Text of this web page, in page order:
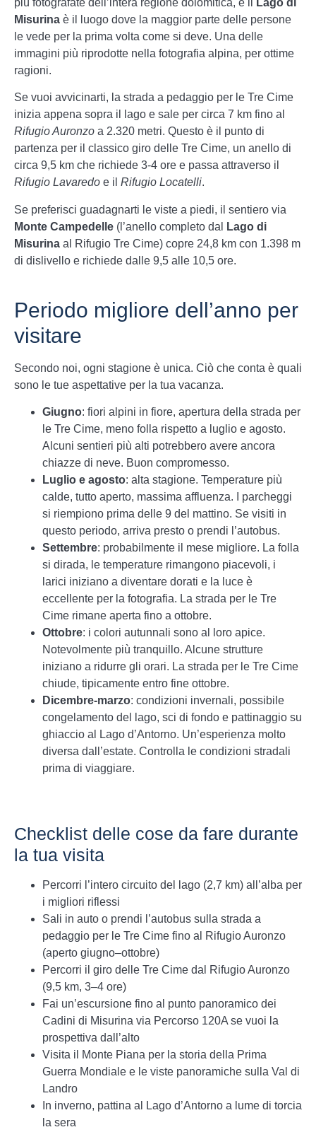
Misurina è il luogo dove la maggior parte delle persone
le vede per la prima volta come si deve. Una delle
immagini più riprodotte nella fotografia alpina, per ottime
ragioni.
Se vuoi avvicinarti, la strada a pedaggio per le Tre Cime
inizia appena sopra il lago e sale per circa 7 km fino al
Rifugio Auronzo a 2.320 metri. Questo è il punto di
partenza per il classico giro delle Tre Cime, un anello di
circa 9,5 km che richiede 3-4 ore e passa attraverso il
Rifugio Lavaredo e il Rifugio Locatelli.
Se preferisci guadagnarti le viste a piedi, il sentiero via
Monte Campedelle (l’anello completo dal
Lago di
Misurina al Rifugio Tre Cime) copre 24,8 km con 1.398 m
di dislivello e richiede dalle 9,5 alle 10,5 ore.
Periodo migliore dell’anno per
visitare
Secondo noi, ogni stagione è unica. Ciò che conta è quali
sono le tue aspettative per la tua vacanza.
Giugno: fiori alpini in fiore, apertura della strada per
le Tre Cime, meno folla rispetto a luglio e agosto.
Alcuni sentieri più alti potrebbero avere ancora
chiazze di neve. Buon compromesso.
Luglio e agosto: alta stagione. Temperature più
calde, tutto aperto, massima affluenza. I parcheggi
si riempiono prima delle 9 del mattino. Se visiti in
questo periodo, arriva presto o prendi l’autobus.
Settembre: probabilmente il mese migliore. La folla
si dirada, le temperature rimangono piacevoli, i
larici iniziano a diventare dorati e la luce è
eccellente per la fotografia. La strada per le Tre
Cime rimane aperta fino a ottobre.
Ottobre: i colori autunnali sono al loro apice.
Notevolmente più tranquillo. Alcune strutture
iniziano a ridurre gli orari. La strada per le Tre Cime
chiude, tipicamente entro fine ottobre.
Dicembre-marzo: condizioni invernali, possibile
congelamento del lago, sci di fondo e pattinaggio su
ghiaccio al Lago d’Antorno. Un’esperienza molto
diversa dall’estate. Controlla le condizioni stradali
prima di viaggiare.
Checklist delle cose da fare durante
la tua visita
Percorri l’intero circuito del lago (2,7 km) all’alba per
i migliori riflessi
Sali in auto o prendi l’autobus sulla strada a
pedaggio per le Tre Cime fino al Rifugio Auronzo
(aperto giugno–ottobre)
Percorri il giro delle Tre Cime dal Rifugio Auronzo
(9,5 km, 3–4 ore)
Fai un’escursione fino al punto panoramico dei
Cadini di Misurina via Percorso 120A se vuoi la
prospettiva dall’alto
Visita il Monte Piana per la storia della Prima
Guerra Mondiale e le viste panoramiche sulla Val di
Landro
In inverno, pattina al Lago d’Antorno a lume di torcia
la sera